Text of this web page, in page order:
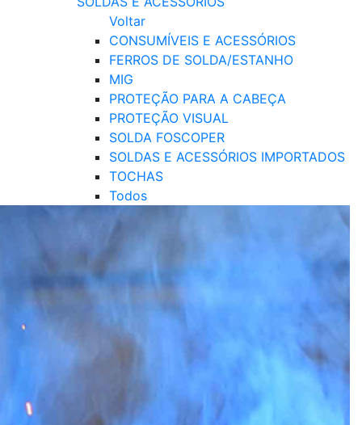
Voltar
CONSUMÍVEIS E ACESSÓRIOS
FERROS DE SOLDA/ESTANHO
MIG
PROTEÇÃO PARA A CABEÇA
PROTEÇÃO VISUAL
SOLDA FOSCOPER
SOLDAS E ACESSÓRIOS IMPORTADOS
TOCHAS
Todos